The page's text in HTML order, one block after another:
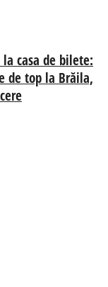
casa de bilete:
de top la Brăila,